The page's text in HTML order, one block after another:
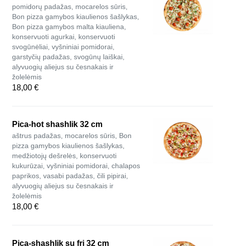
pomidorų padažas, mocarelos sūris,
Bon pizza gamybos kiaulienos šašlykas,
Bon pizza gamybos malta kiauliena,
konservuoti agurkai, konservuoti
svogūnėliai, vyšniniai pomidorai,
garstyčių padažas, svogūnų laiškai,
alyvuogių aliejus su česnakais ir
žolelėmis
18,00 €
Pica-hot shashlik 32 cm
aštrus padažas, mocarelos sūris, Bon
pizza gamybos kiaulienos šašlykas,
medžiotojų dešrelės, konservuoti
kukurūzai, vyšniniai pomidorai, chalapos
paprikos, vasabi padažas, čili pipirai,
alyvuogių aliejus su česnakais ir
žolelėmis
18,00 €
Pica-shashlik su fri 32 cm